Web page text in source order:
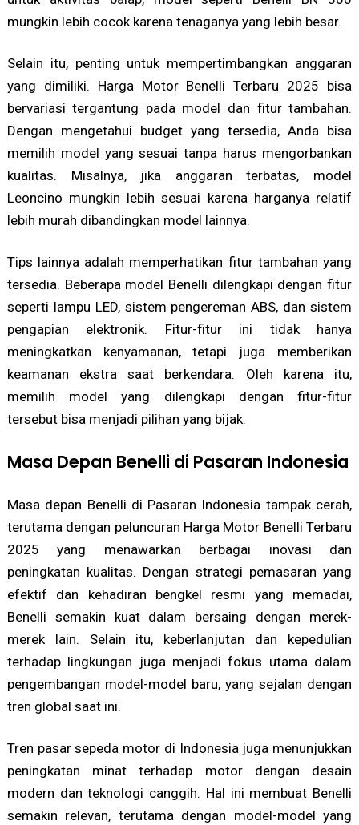
mungkin lebih cocok karena tenaganya yang lebih besar.
Selain itu, penting untuk mempertimbangkan anggaran
yang dimiliki. Harga Motor Benelli Terbaru 2025 bisa
bervariasi tergantung pada model dan fitur tambahan.
Dengan mengetahui budget yang tersedia, Anda bisa
memilih model yang sesuai tanpa harus mengorbankan
kualitas. Misalnya, jika anggaran terbatas, model
Leoncino mungkin lebih sesuai karena harganya relatif
lebih murah dibandingkan model lainnya.
Tips lainnya adalah memperhatikan fitur tambahan yang
tersedia. Beberapa model Benelli dilengkapi dengan fitur
seperti lampu LED, sistem pengereman ABS, dan sistem
pengapian elektronik. Fitur-fitur ini tidak hanya
meningkatkan kenyamanan, tetapi juga memberikan
keamanan ekstra saat berkendara. Oleh karena itu,
memilih model yang dilengkapi dengan fitur-fitur
tersebut bisa menjadi pilihan yang bijak.
Masa Depan Benelli di Pasaran Indonesia
Masa depan Benelli di Pasaran Indonesia tampak cerah,
terutama dengan peluncuran Harga Motor Benelli Terbaru
2025 yang menawarkan berbagai inovasi dan
peningkatan kualitas. Dengan strategi pemasaran yang
efektif dan kehadiran bengkel resmi yang memadai,
Benelli semakin kuat dalam bersaing dengan merek-
merek lain. Selain itu, keberlanjutan dan kepedulian
terhadap lingkungan juga menjadi fokus utama dalam
pengembangan model-model baru, yang sejalan dengan
tren global saat ini.
Tren pasar sepeda motor di Indonesia juga menunjukkan
peningkatan minat terhadap motor dengan desain
modern dan teknologi canggih. Hal ini membuat Benelli
semakin relevan, terutama dengan model-model yang